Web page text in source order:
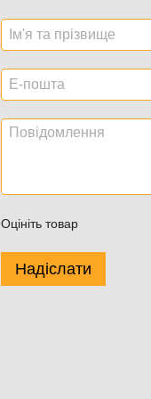
Оцініть товар
Надіслати